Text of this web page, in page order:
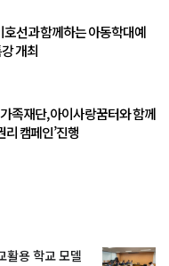
호선과 함께하는 아동학대예
개최
족재단, 아이사랑꿈터와 함께
리 캠페인’진행
활용 학교 모델